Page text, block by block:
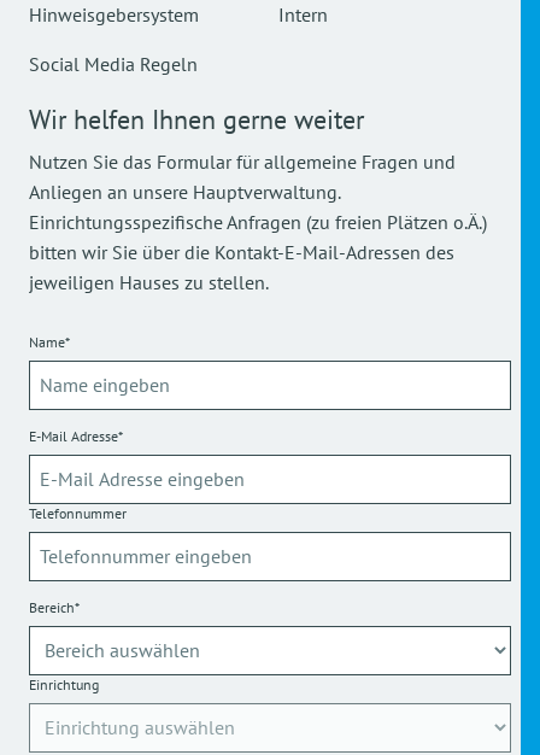
Hinweisgebersystem
Social Media Regeln
Intern
Wir helfen Ihnen gerne weiter
Nutzen Sie das Formular für allgemeine Fragen und
Anliegen an unsere Hauptverwaltung.
Einrichtungsspezifische Anfragen (zu freien Plätzen o.Ä.)
bitten wir Sie über die Kontakt-E-Mail-Adressen des
jeweiligen Hauses zu stellen.
Name*
E-Mail Adresse*
Telefonnummer
Bereich*
Einrichtung